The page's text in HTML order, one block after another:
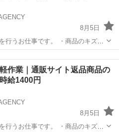
8月5日
です。 ・商品のキズや
単な整備 ・再販売できるように準
作業｜通販サイト返品商品の
給1400円
8月5日
です。 ・商品のキズや